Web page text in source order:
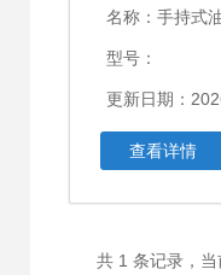
名称： 手持式
型号：
更新日期：
查看详情
共 1 条记录，